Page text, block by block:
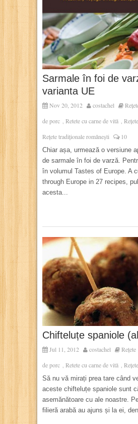
Sarmale în foi de
varianta UE
Nov 20, 2012 costachel
de porc , Retete cu carne de vită ,
Rețete tradiționale românești 10
Chiar așa, urmează o versiune
de sarmale în foi de varză.
în volumul Tastes of Europe. A
through Europe in 27 recipes,
acesta...
Chifteluțe spaniole
Jul 11, 2012 costachel Rețete
de porc
Retete cu carne de vită
Să nu vă mirați prea tare când
aceste chifteluțe spaniole sunt
asemănătoare cu ale noastre.
filieră arabă au ajuns și la ei,